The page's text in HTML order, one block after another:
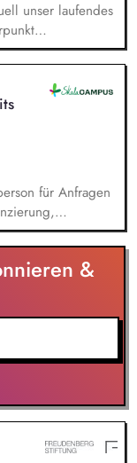
unser laufendes
sowie
Projekte
bis in
und
pädagogische
für Anfragen
entwickelst du
Umsetzung.
entwickelst du
Organisationen zu
und
&